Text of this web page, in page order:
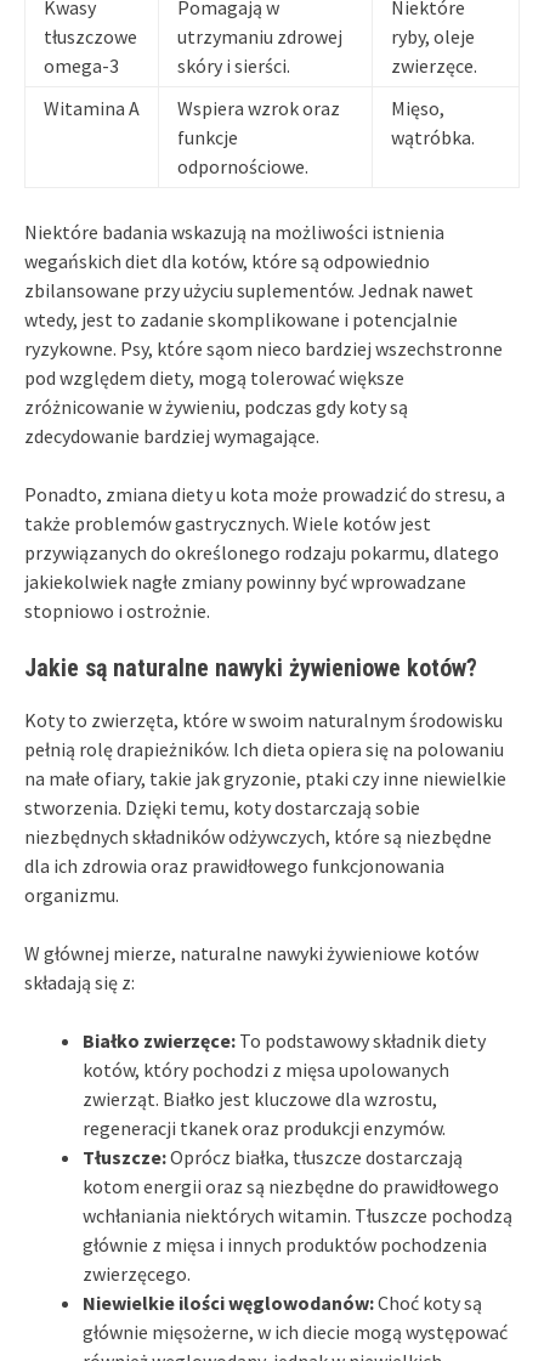
Kwasy
tłuszczowe
omega-3
Pomagają w
utrzymaniu zdrowej
skóry i sierści.
Niektóre
ryby, oleje
zwierzęce.
Witamina A
Wspiera wzrok oraz
funkcje
odpornościowe.
Mięso,
wątróbka.
Niektóre badania wskazują na możliwości istnienia
wegańskich diet dla kotów, które są odpowiednio
zbilansowane przy użyciu suplementów. Jednak nawet
wtedy, jest to zadanie skomplikowane i potencjalnie
ryzykowne. Psy, które sąom nieco bardziej wszechstronne
pod względem diety, mogą tolerować większe
zróżnicowanie w żywieniu, podczas gdy koty są
zdecydowanie bardziej wymagające.
Ponadto, zmiana diety u kota może prowadzić do stresu, a
także problemów gastrycznych. Wiele kotów jest
przywiązanych do określonego rodzaju pokarmu, dlatego
jakiekolwiek nagłe zmiany powinny być wprowadzane
stopniowo i ostrożnie.
Jakie są naturalne nawyki żywieniowe kotów?
Koty to zwierzęta, które w swoim naturalnym środowisku
pełnią rolę drapieżników. Ich dieta opiera się na polowaniu
na małe ofiary, takie jak gryzonie, ptaki czy inne niewielkie
stworzenia. Dzięki temu, koty dostarczają sobie
niezbędnych składników odżywczych, które są niezbędne
dla ich zdrowia oraz prawidłowego funkcjonowania
organizmu.
W głównej mierze, naturalne nawyki żywieniowe kotów
składają się z:
Białko zwierzęce: To podstawowy składnik diety
kotów, który pochodzi z mięsa upolowanych
zwierząt. Białko jest kluczowe dla wzrostu,
regeneracji tkanek oraz produkcji enzymów.
Tłuszcze:Oprócz białka, tłuszcze dostarczają
kotom energii oraz są niezbędne do prawidłowego
wchłaniania niektórych witamin. Tłuszcze pochodzą
głównie z mięsa i innych produktów pochodzenia
zwierzęcego.
Niewielkie ilości węglowodanów:Choć koty są
głównie mięsożerne, w ich diecie mogą występować